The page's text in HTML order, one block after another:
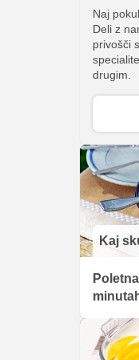
Naj
Deli z
privošči
drugim.
Kaj